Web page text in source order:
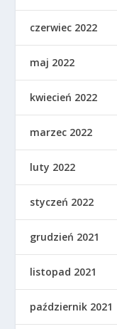
czerwiec 2022
maj 2022
kwiecień 2022
marzec 2022
luty 2022
styczeń 2022
grudzień 2021
listopad 2021
październik 2021